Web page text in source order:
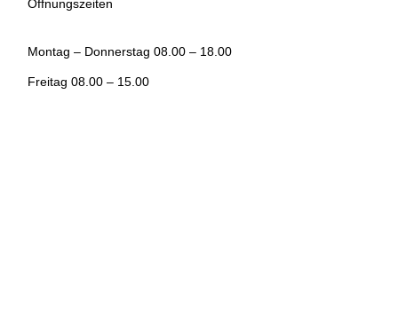
Öffnungszeiten
Montag – Donnerstag 08.00 – 18.00
Freitag 08.00 – 15.00